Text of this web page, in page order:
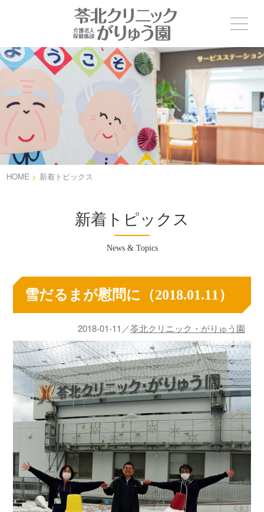
HOME > 新着トピックス
新着トピックス
News & Topics
雪だるまが慰問に（2018.01.11）
2018-01-11／苓北クリニック・がりゅう園